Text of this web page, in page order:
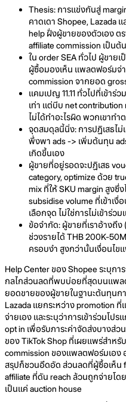
Thesis: การแข่งกันสู่
คาดเดา Shopee, Lazada
help ฝั่งผู้ขายของตัวเอง ต
affiliate commission เป็น
ใน order SEA ทั่วไป ผู้ขาย
ผู้ซื้อมองเห็น แพลตฟอร์มจ่า
commission จากยอด
แคมเปญ 11.11 ทั่วไปที่เข้าร่
เท่า แต่บีบ net
ไม่ได้ทำอะไรผิด พวกเขาท
จุดสมดุลนี้นิ่ง: การปฏิเสธไม่
พึ่งพา ads -> เพิ่มต้นทุน
เกิดขึ้นเอง
ผู้ขายที่อยู่รอดจะปฏิเสธ
category, optimize ด้วย
mix ที่ให้ SKU margin สูงซึ่
subsidise volume ที่เข้าเ
เลือกจุด ไม่ใช่การไม่เข้าร่ว
ข้อจำกัด: ผู้ขายที่เราอ้างถึง
ช่วงรายได้ THB 200K-
ครอบงำ สูงกว่านั้นเงื่อนไข
Help Center ของ Shopee ระบุกา
กลไกส่วนลดที่พบบ่อยที่สุดบนแพ
ยอดขายของผู้ขายในฐานะต้นทุนก
Lazada แยกระหว่าง promotion
จ่ายเอง และระบุว่าการเข้าร่วมโป
opt in เพื่อรับภาระค่าจัดส่งบางส่ว
ของ TikTok Shop ที่เผยแพร่สำห
commission ของแพลตฟอร์มเอง
สรุปก็ชวนอึดอัด ส่วนลดที่ผู้ซื้อเห็น
affiliate ที่ดัน reach ล้วนถูกจ่ายโ
เป็นแค่ auction house